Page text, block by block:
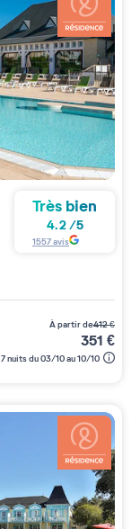
Très bien
4.2/5
1557avis
à partir de412€
351 €
7 nuits du 03/10 au 10/10